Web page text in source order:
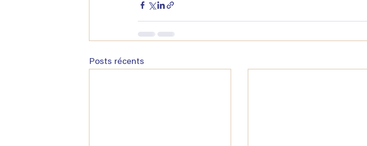
Posts récents